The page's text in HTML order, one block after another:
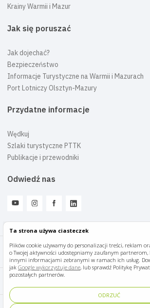
Ta strona używa ciasteczek
Plików cookie używamy do personalizacji treści, reklam
o Twojej aktywności udostępniamy zaufanym partnerom,
innymi informacjami zebranymi w ramach ich usług.
jak Google wykorzystuje dane, lub sprawdź Politykę
pozostałych partnerów.
ODRZUĆ
Krainy Warmii i Mazur
Jak się poruszać
Jak dojechać?
Bezpieczeństwo
Informacje Turystyczne na Warmii i Mazurach
Port Lotniczy Olsztyn-Mazury
Przydatne informacje
Wędkuj
Szlaki turystyczne PTTK
Publikacje i przewodniki
Odwiedź nas
Mazury Travel © 2026
Polityka prywatności